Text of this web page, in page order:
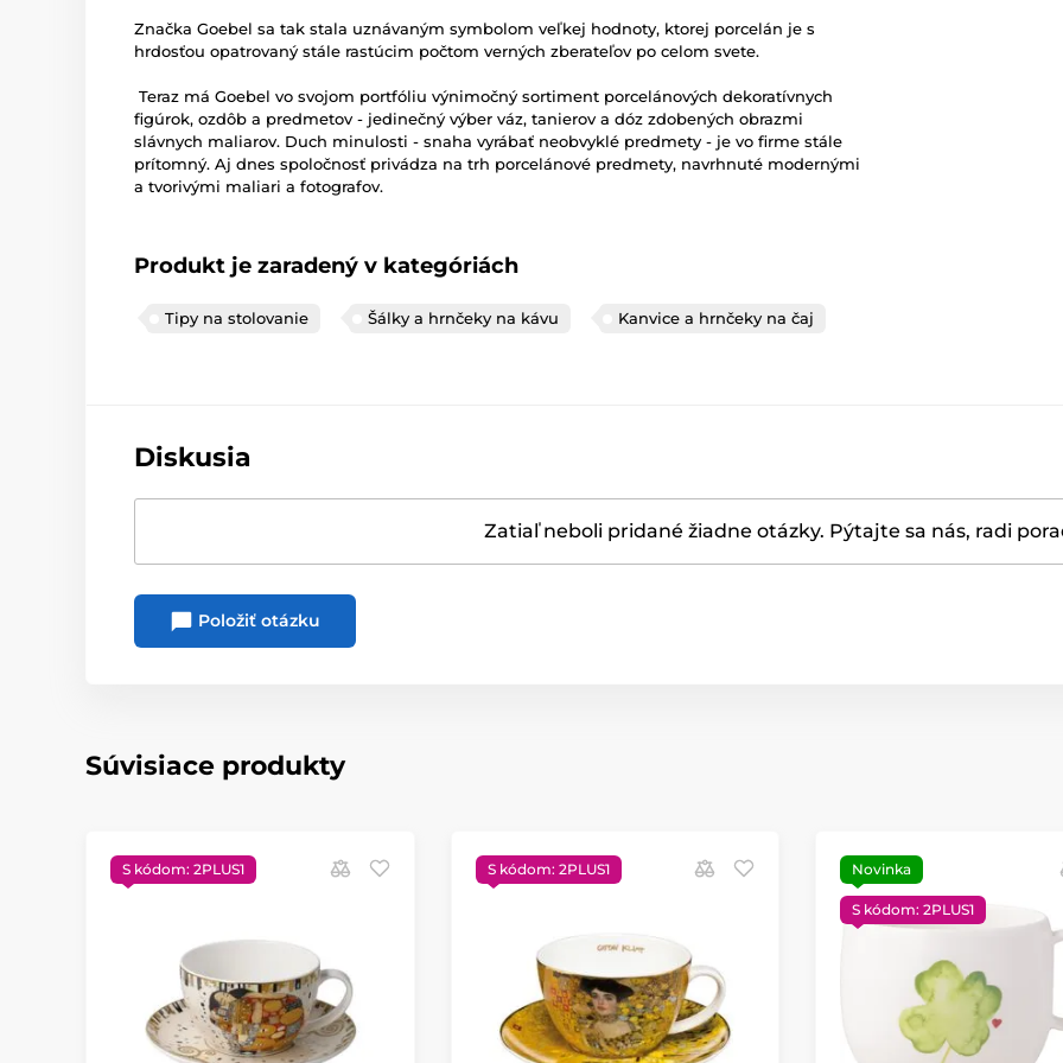
Značka Goebel sa tak stala uznávaným symbolom veľkej hodnoty, ktorej porcelán je s
hrdosťou opatrovaný stále rastúcim počtom verných zberateľov po celom svete.
Teraz má Goebel vo svojom portfóliu výnimočný sortiment porcelánových dekoratívnych
figúrok, ozdôb a predmetov - jedinečný výber váz, tanierov a dóz zdobených obrazmi
slávnych maliarov. Duch minulosti - snaha vyrábať neobvyklé predmety - je vo firme stále
prítomný. Aj dnes spoločnosť privádza na trh porcelánové predmety, navrhnuté modernými
a tvorivými maliari a fotografov.
Produkt je zaradený v kategóriách
Tipy na stolovanie Šálky a hrnčeky na kávu Kanvice a hrnčeky na čaj
Diskusia
Zatiaľ neboli pridané žiadne otázky. Pýtajte sa nás, radi
Položiť otázku
Súvisiace produkty
S kódom: 2PLUS1 S kódom: 2PLUS1 Novinka
S kódom: 2PLUS1